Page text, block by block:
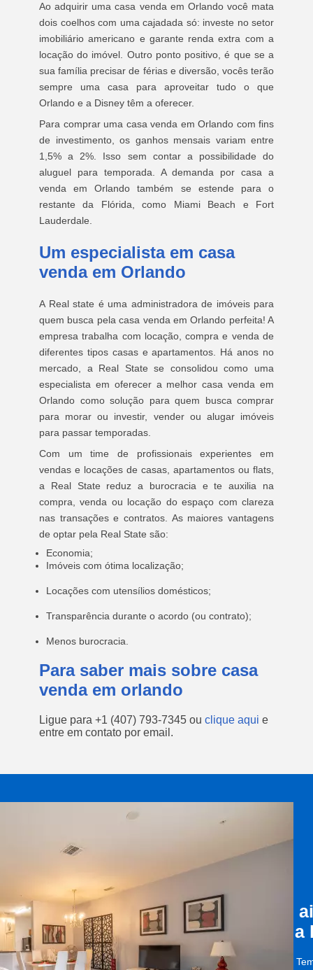
Ao adquirir uma casa venda em Orlando você mata
dois coelhos com uma cajadada só: investe no setor
imobiliário americano e garante renda extra com a
locação do imóvel. Outro ponto positivo, é que se a
sua família precisar de férias e diversão, vocês terão
sempre uma casa para aproveitar tudo o que
Orlando e a Disney têm a oferecer.
Para comprar uma casa venda em Orlando com fins
de investimento, os ganhos mensais variam entre
1,5% a 2%. Isso sem contar a possibilidade do
aluguel para temporada. A demanda por casa a
venda em Orlando também se estende para o
restante da Flórida, como Miami Beach e Fort
Lauderdale.
Um especialista em casa
venda em Orlando
A Real state é uma administradora de imóveis para
quem busca pela casa venda em Orlando perfeita! A
empresa trabalha com locação, compra e venda de
diferentes tipos casas e apartamentos. Há anos no
mercado, a Real State se consolidou como uma
especialista em oferecer a melhor casa venda em
Orlando como solução para quem busca comprar
para morar ou investir, vender ou alugar imóveis
para passar temporadas.
Com um time de profissionais experientes em
vendas e locações de casas, apartamentos ou flats,
a Real State reduz a burocracia e te auxilia na
compra, venda ou locação do espaço com clareza
nas transações e contratos. As maiores vantagens
de optar pela Real State são:
Economia;
Imóveis com ótima localização;
Locações com utensílios domésticos;
Transparência durante o acordo (ou contrato);
Menos burocracia.
Para saber mais sobre casa
venda em orlando
Ligue para +1 (407) 793-7345 ou clique aqui e
entre em contato por email.
a